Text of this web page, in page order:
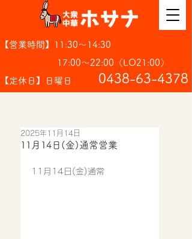
【営業時間】11:30～14:30
17:00～22:00（LO21:00）
【定休日】日曜日
​0438-63-4378
11月14日(金)通常営業
2025年11月14日
11月14日(金)通常